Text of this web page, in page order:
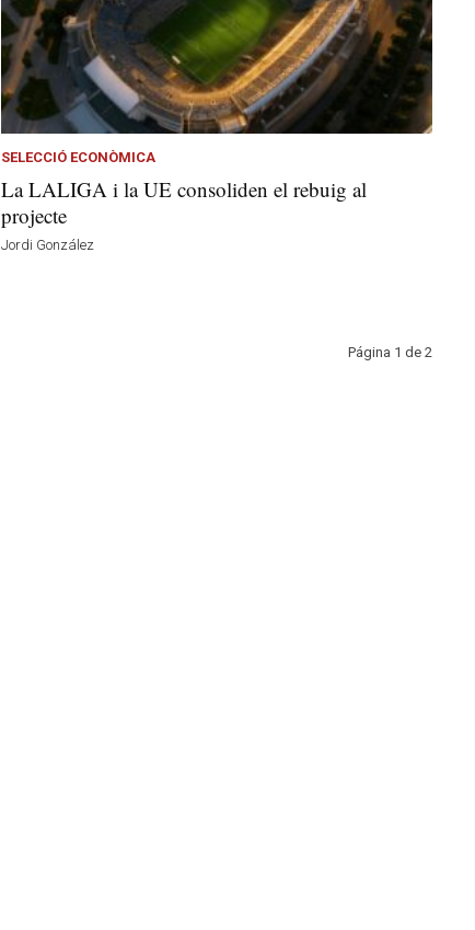
SELECCIÓ ECONÒMICA
La LALIGA i la UE consoliden el rebuig al
projecte
Jordi González
Página 1 de 2